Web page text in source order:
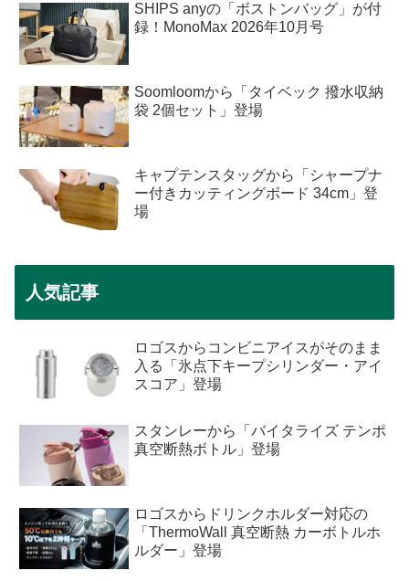
SHIPS anyの「ボストンバッグ」が付
録！MonoMax 2026年10月号
Soomloomから「タイベック 撥水収納
袋 2個セット」登場
キャプテンスタッグから「シャープナ
ー付きカッティングボード 34cm」登
場
人気記事
ロゴスからコンビニアイスがそのまま
入る「氷点下キープシリンダー・アイ
スコア」登場
スタンレーから「バイタライズ テンポ
真空断熱ボトル」登場
ロゴスからドリンクホルダー対応の
「ThermoWall 真空断熱 カーボトルホ
ルダー」登場